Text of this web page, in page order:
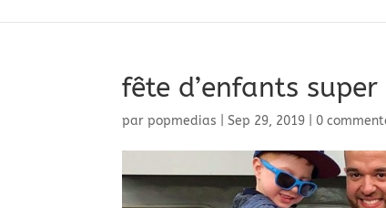
fête d’enfants
parpopmedias |Sep 29, 2019 0